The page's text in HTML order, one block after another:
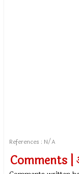
References : N/A
Comments |